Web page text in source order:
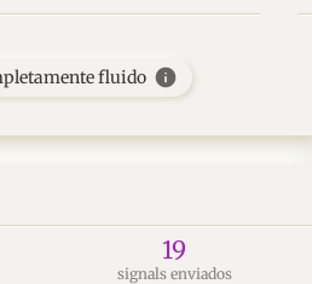
fluido info
19
signals enviados